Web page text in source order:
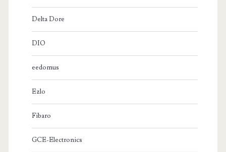
Delta Dore
DIO
eedomus
Ezlo
Fibaro
GCE-Electronics